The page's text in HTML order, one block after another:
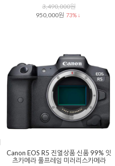
3,490,000원
950,000원 73% ↓
Canon EOS R5 진열상품 신품 99% 잇
츠카메라 풀프레임 미러리스카메라